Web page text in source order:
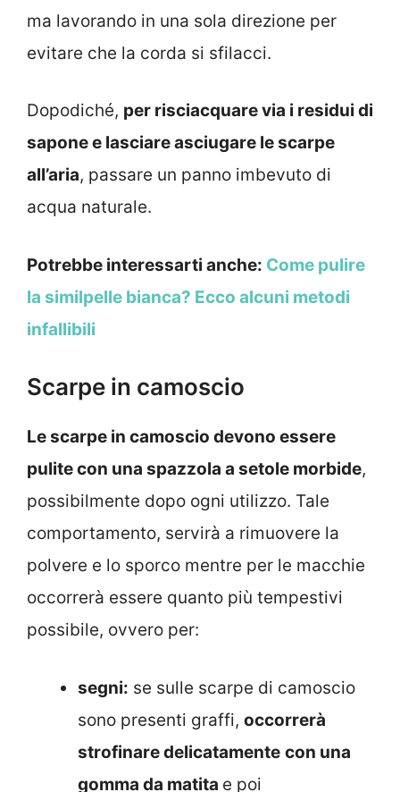
ma lavorando in una sola direzione per
evitare che la corda si sfilacci.
Dopodiché, per risciacquare via i residui di
sapone e lasciare asciugare le scarpe
all’aria, passare un panno imbevuto di
acqua naturale.
Potrebbe interessarti anche: Come pulire
la similpelle bianca? Ecco alcuni metodi
infallibili
Scarpe in camoscio
Le scarpe in camoscio devono essere
pulite con una spazzola a setole morbide,
possibilmente dopo ogni utilizzo. Tale
comportamento, servirà a rimuovere la
polvere e lo sporco mentre per le macchie
occorrerà essere quanto più tempestivi
possibile, ovvero per:
segni: se sulle scarpe di camoscio
sono presenti graffi, occorrerà
strofinare delicatamente con una
gomma da matita e poi